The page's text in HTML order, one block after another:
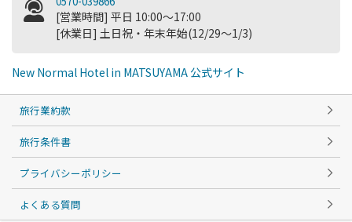
[営業時間] 平日 10:00～17:00
[休業日] 土日祝・年末年始(12/29～1/3)
New Normal Hotel in MATSUYAMA 公式サイト
旅行業約款
旅行条件書
プライバシーポリシー
よくある質問